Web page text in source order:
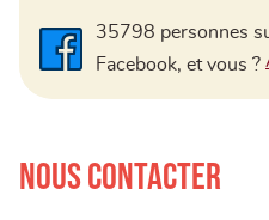
35798 personnes
Facebook, et vous ?
Nous contacter